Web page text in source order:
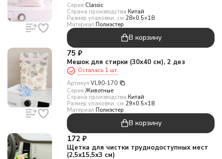
Серия:Classic
Страна производства:Китай
Размер упаковки, см:28×0.5×18
Материал:Полиэстер
В корзину
75 ₽
Мешок для стирки (30х40 см), 2 дез
Осталась 1 шт.
Артикул:VL90-170
Серия:Животные
Страна производства:Китай
Размер упаковки, см:29×0.5×18
Материал:Полиэстер
В корзину
172 ₽
Щетка для чистки труднодоступных мест
(2,5х15,5х3 см)